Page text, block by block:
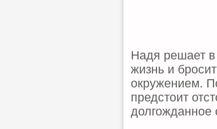
Надя решает
жизнь и
окружением.
предстоит
долгожданное